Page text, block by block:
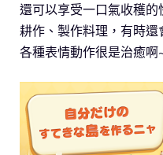
還可以享受一口氣收穫
耕作、製作料理，有時
各種表情動作很是治癒啊